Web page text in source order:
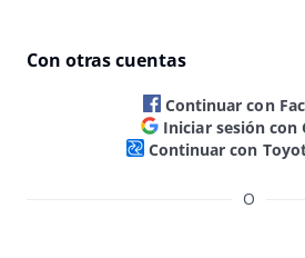
Con otras cuentas
Continuar con
Iniciar sesión con
Continuar con
O